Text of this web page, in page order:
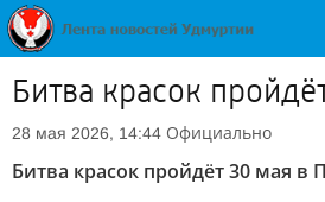
Битва красок
28 мая 2026, 14:44 Официально
Битва красок пройдёт 30 мая в